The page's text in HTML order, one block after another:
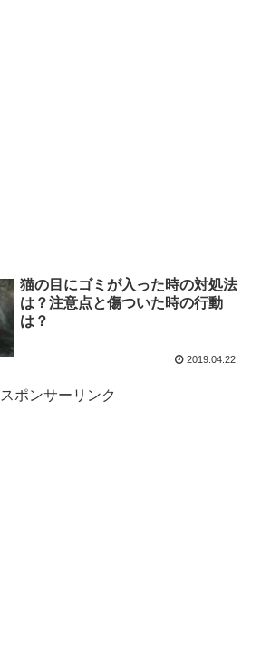
猫の目にゴミが入った時の対処法
は？注意点と傷ついた時の行動
は？
2019.04.22
スポンサーリンク